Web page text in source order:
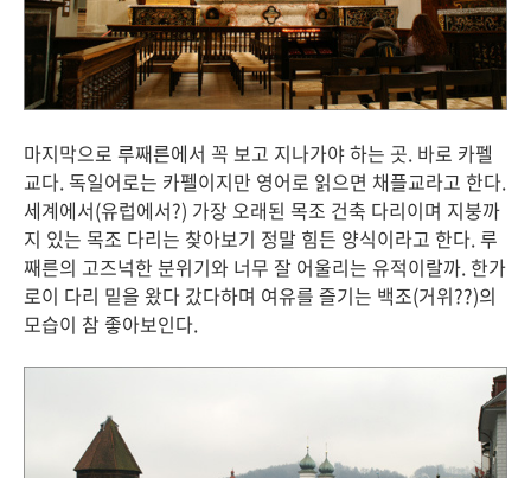
마지막으로 루째른에서 꼭 보고 지나가야 하는 곳. 바로 카펠
교다. 독일어로는 카펠이지만 영어로 읽으면 채플교라고 한다.
세계에서(유럽에서?) 가장 오래된 목조 건축 다리이며 지붕까
지 있는 목조 다리는 찾아보기 정말 힘든 양식이라고 한다. 루
째른의 고즈넉한 분위기와 너무 잘 어울리는 유적이랄까. 한가
로이 다리 밑을 왔다 갔다하며 여유를 즐기는 백조(거위??)의
모습이 참 좋아보인다.